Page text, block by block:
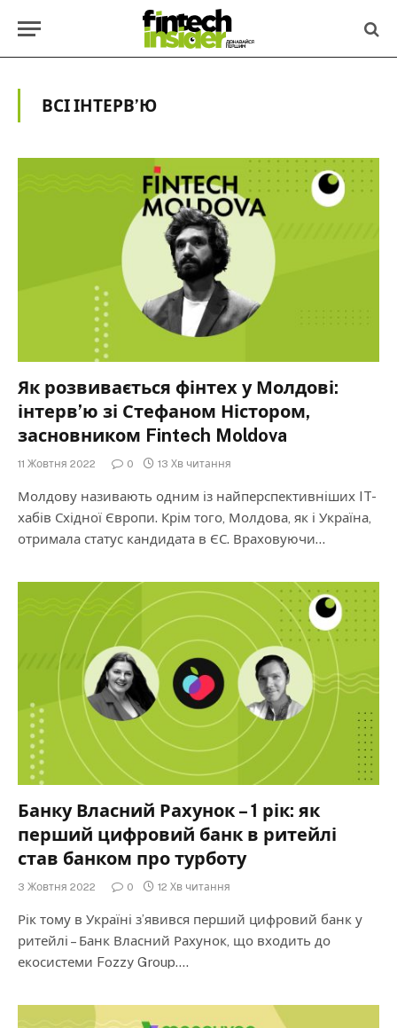
ВСІ ІНТЕРВ’Ю
Як розвивається фінтех у Молдові:
інтерв’ю зі Стефаном Ністором,
засновником Fintech Moldova
11 Жовтня 2022 0 13 Хв читання
Молдову називають одним із найперспективніших IT-
хабів Східної Європи. Крім того, Молдова, як і Україна,
отримала статус кандидата в ЄС. Враховуючи…
Банку Власний Рахунок – 1 рік: як
перший цифровий банк в ритейлі
став банком про турботу
3 Жовтня 2022 0 12 Хв читання
Рік тому в Україні з’явився перший цифровий банк у
ритейлі – Банк Власний Рахунок, що входить до
екосистеми Fozzy Group.…